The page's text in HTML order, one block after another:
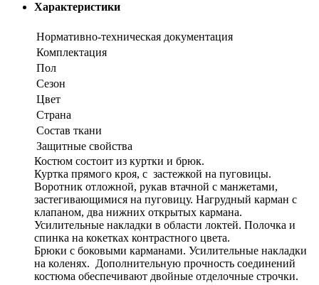
Характеристики
Нормативно-техническая документация
Комплектация
Пол
Сезон
Цвет
Страна
Состав ткани
Защитные свойства
Костюм состоит из куртки и брюк.
Куртка прямого кроя, с застежкой на пуговицы.
Воротник отложной, рукав втачной с манжетами,
застегивающимися на пуговицу. Нагрудный карман с
клапаном, два нижних открытых кармана.
Усилительные накладки в области локтей. Полочка и
спинка на кокетках контрастного цвета.
Брюки с боковыми карманами. Усилительные накладки
на коленях. Дополнительную прочность соединений
костюма обеспечивают двойные отделочные строчки.